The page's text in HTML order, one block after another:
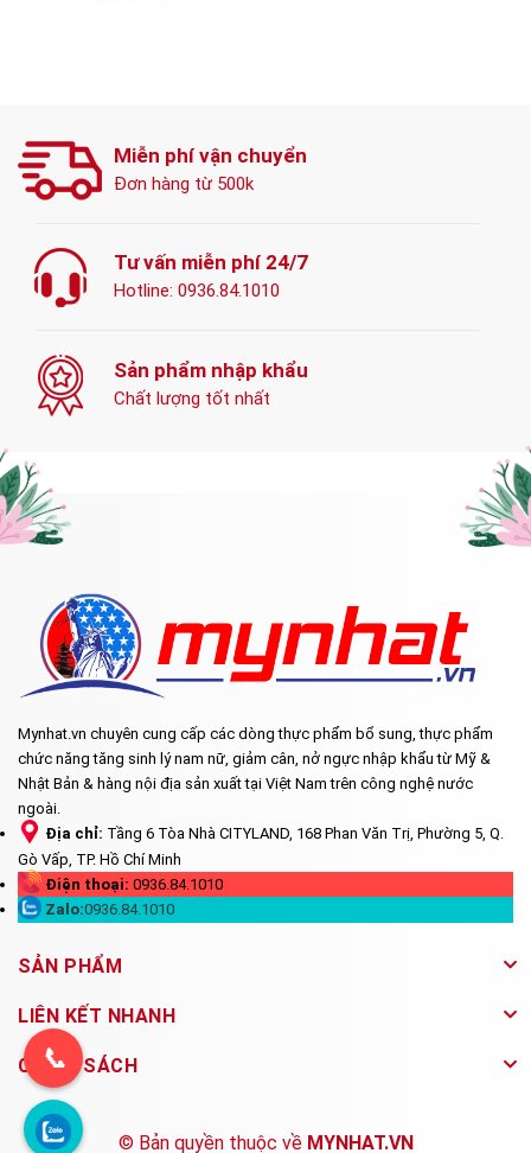
Miễn phí vận chuyển
Đơn hàng từ 500k
Tư vấn miễn phí 24/7
Hotline: 0936.84.1010
Sản phẩm nhập khẩu
Chất lượng tốt nhất
Mynhat.vn chuyên cung cấp các dòng thực phẩm bổ sung, thực phẩm
chức năng tăng sinh lý nam nữ, giảm cân, nở ngực nhập khẩu từ Mỹ &
Nhật Bản & hàng nội địa sản xuất tại Việt Nam trên công nghệ nước
ngoài.
Địa chỉ: Tầng 6 Tòa Nhà CITYLAND, 168 Phan Văn Trị, Phường 5, Q.
Gò Vấp, TP. Hồ Chí Minh
Điện thoại: 0936.84.1010
Zalo:0936.84.1010
SẢN PHẨM
LIÊN KẾT NHANH
CHÍNH SÁCH
© Bản quyền thuộc về MYNHAT.VN
📞